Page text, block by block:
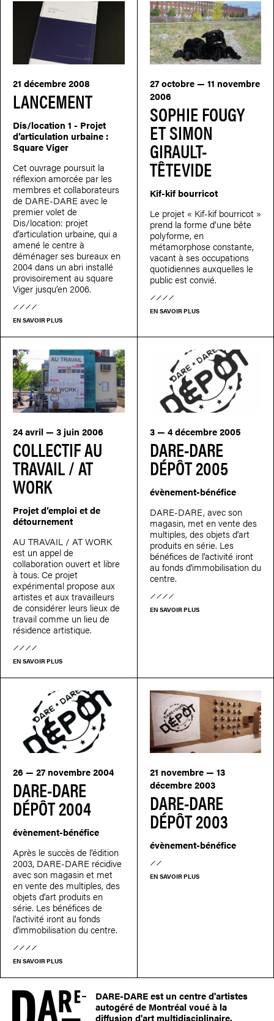
LANCEMENT
21 décembre 2008
Dis/location 1 - Projet
d’articulation urbaine :
Square Viger
Cet ouvrage poursuit la
réflexion amorcée par les
membres et collaborateurs
de DARE-DARE avec le
premier volet de
Dis/location: projet
d’articulation urbaine, qui a
amené le centre à
déménager ses bureaux en
2004 dans un abri installé
provisoirement au square
Viger jusqu’en 2006.
EN SAVOIR PLUS
SOPHIE FOUGY
ET SIMON
GIRAULT-
TÊTEVIDE
27 octobre — 11 novembre
2006
Kif-kif bourricot
Le projet « Kif-kif bourricot »
prend la forme d’une bête
polyforme, en
métamorphose constante,
vacant à ses occupations
quotidiennes auxquelles le
public est convié.
EN SAVOIR PLUS
COLLECTIF AU
TRAVAIL / AT
WORK
24 avril — 3 juin 2006
Projet d’emploi et de
détournement
AU TRAVAIL / AT WORK
est un appel de
collaboration ouvert et libre
à tous. Ce projet
expérimental propose aux
artistes et aux travailleurs
de considérer leurs lieux de
travail comme un lieu de
résidence artistique.
EN SAVOIR PLUS
DARE-DARE
DÉPÔT 2005
3 — 4 décembre 2005
évènement-bénéfice
DARE-DARE, avec son
magasin, met en vente des
multiples, des objets d’art
produits en série. Les
bénéfices de l'activité iront
au fonds d'immobilisation du
centre.
EN SAVOIR PLUS
DARE-DARE
DÉPÔT 2004
26 — 27 novembre 2004
évènement-bénéfice
Après le succès de l’édition
2003, DARE-DARE récidive
avec son magasin et met
en vente des multiples, des
objets d’art produits en
série. Les bénéfices de
l'activité iront au fonds
d'immobilisation du centre.
EN SAVOIR PLUS
DARE-DARE
DÉPÔT 2003
21 novembre — 13
décembre 2003
évènement-bénéfice
EN SAVOIR PLUS
DARE-DARE est un centre d'artistes
autogéré de Montréal voué à la
diffusion d'art multidisciplinaire.